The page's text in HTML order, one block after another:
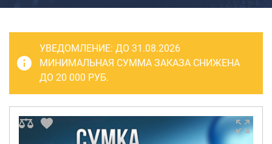
Рюкзаки детские для детских
Бьюти-кейсы
САКВОЯЖИ
РАСПРОДАЖА
Сумки
Сумки колесные
УВЕДОМЛЕНИЕ: ДО 31.08.2026
МИНИМАЛЬНАЯ СУММА ЗАКАЗА СНИЖЕНА
ДО 20 000 РУБ.